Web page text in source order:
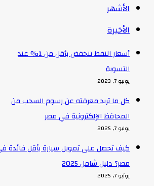
الأشهر
الأخيرة
أسعار النفط تنخفض بأقل من 1% عند
التسوية
يونيو 7, 2023
كل ما تريد معرفته عن رسوم السحب من
المحافظ الإلكترونية في مصر
يوليو 7, 2025
كيف تحصل على تمويل سيارة بأقل فائدة في
مصر؟ دليل شامل 2025
يونيو 7, 2025